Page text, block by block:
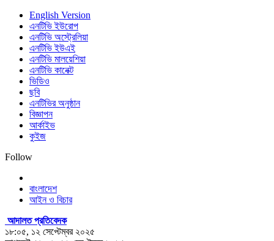
English Version
এনটিভি ইউরোপ
এনটিভি অস্ট্রেলিয়া
এনটিভি ইউএই
এনটিভি মালয়েশিয়া
এনটিভি কানেক্ট
ভিডিও
ছবি
এনটিভির অনুষ্ঠান
বিজ্ঞাপন
আর্কাইভ
কুইজ
Follow
বাংলাদেশ
আইন ও বিচার
আদালত প্রতিবেদক
১৮:০৫, ১২ সেপ্টেম্বর ২০২৫